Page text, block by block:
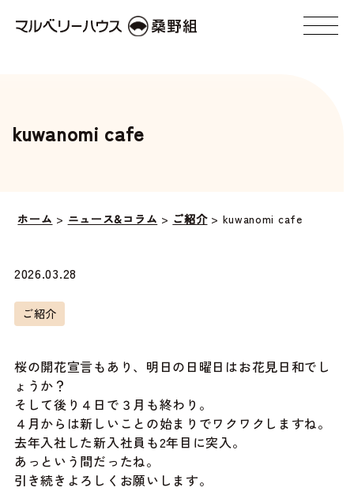
kuwanomi cafe
ホーム > ニュース&コラム > ご紹介> kuwanomi cafe
2026.03.28
ご紹介
桜の開花宣言もあり、明日の日曜日はお花見日和でし
ょうか？
そして後り４日で３月も終わり。
４月からは新しいことの始まりでワクワクしますね。
去年入社した新入社員も2年目に突入。
あっという間だったね。
引き続きよろしくお願いします。